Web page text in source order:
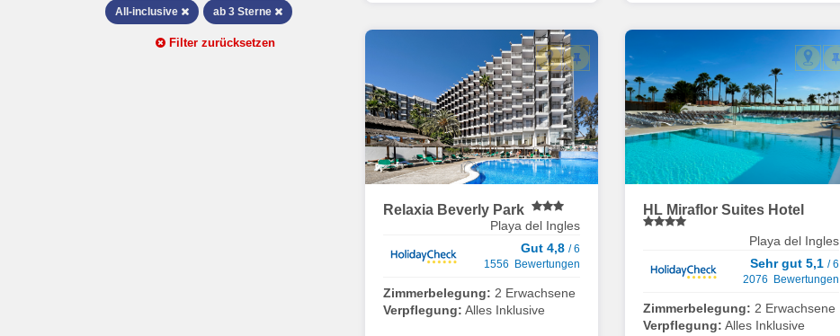
All-inclusive ab 3 Sterne
Filter zurücksetzen
Relaxia Beverly Park
Playa del Ingles
Gut 4,8 / 6
1556 Bewertungen
Zimmerbelegung: 2 Erwachsene
Verpflegung: Alles Inklusive
HL Miraflor Suites Hotel
Playa del Ingles
Sehr gut 5,1/ 6
2076 Bewertungen
Zimmerbelegung: 2 Erwachsene
Verpflegung: Alles Inklusive